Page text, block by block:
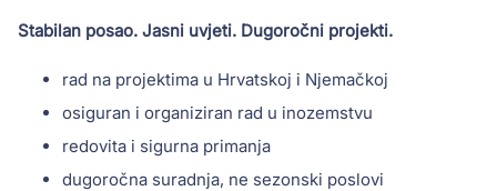
Stabilan posao. Jasni uvjeti. Dugoročni projekti.
rad na projektima u Hrvatskoj i Njemačkoj
osiguran i organiziran rad u inozemstvu
redovita i sigurna primanja
dugoročna suradnja, ne sezonski poslovi